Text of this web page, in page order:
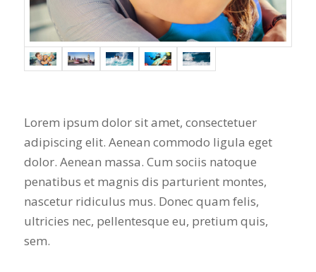
Lorem ipsum dolor sit amet, consectetuer
adipiscing elit. Aenean commodo ligula eget
dolor. Aenean massa. Cum sociis natoque
penatibus et magnis dis parturient montes,
nascetur ridiculus mus. Donec quam felis,
ultricies nec, pellentesque eu, pretium quis,
sem.